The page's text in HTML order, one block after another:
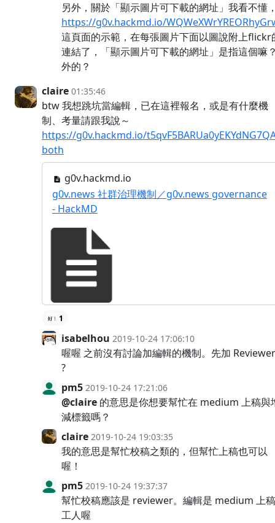
另外，關於「顯示圖片可下載的網址」我看不懂
https://g0v.hackmd.io/
這頁面的示範，在每張圖片下面以圖說附上flickr
連結了，「顯示圖片可下載的網址」是指這個嘛
外的？
claire 01:35:46
btw 我想跳坑當編輯，已在這裡報名，或是有什麼機
制、考量請跟我說～
https://g0v.hackmd.io/
both
g0v.hackmd.io
g0v.news 社群治理機制／g0v.news governance
- HackMD
1
isabelhou 2019-10-24 17:06:10
喔喔 之前沒有討論加編輯的機制。先加 Reviewer
?
pm5 2019-10-24 17:21:06
@claire 的意思是你想要幫忙在 medium 上稿與
減標籤嗎？
claire 2019-10-24 19:03:35
我的意思是幫忙校稿之類的，但幫忙上稿也可以
喔！
pm5 2019-10-24 19:37:37
幫忙校稿應該是 reviewer。編輯是 medium 上稿
工人喔